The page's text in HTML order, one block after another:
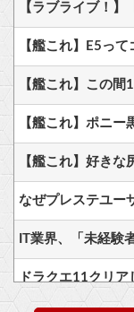
【艦これ】E5っ
【艦これ】この
【艦これ】ポニー
【艦これ】好きな
なぜプレステユー
ドラクエ11クリ